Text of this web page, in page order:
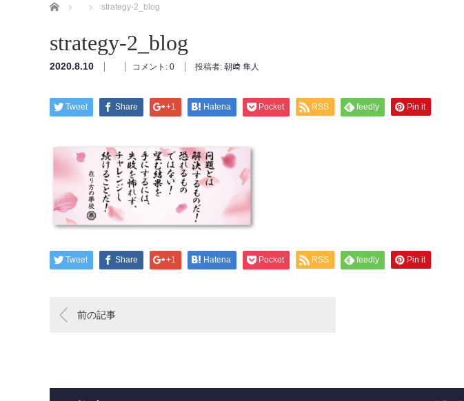
ホーム strategy-2_blog
strategy-2_blog
2020.8.10 コメント: 0 投稿者: 朝﨑 隼人
Tweet Share +1 Hatena Pocket RSS feedly Pin it
Tweet Share +1 Hatena Pocket RSS feedly Pin it
前の記事